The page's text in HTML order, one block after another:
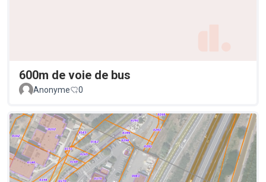
600m de voie de bus
Anonyme 0